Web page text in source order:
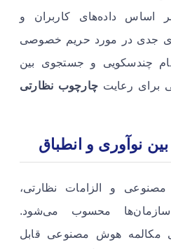
اساس داده‌های کاربران و
جدی در مورد حریم خصوصی
چندسکویی و جستجوی بین
برای رعایت چارچوب نظارتی
نوآوری و انطباق
و الزامات نظارتی،
محسوب می‌شود.
مکالمه هوش مصنوعی قابل